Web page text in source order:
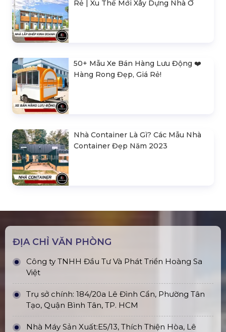
Rẻ | Xu Thế Mới Xây Dựng Nhà Ở
50+ Mẫu Xe Bán Hàng Lưu Động ❤️️
Hàng Rong Đẹp, Giá Rẻ!
Nhà Container Là Gì? Các Mẫu Nhà
Container Đẹp Năm 2023
ĐỊA CHỈ VĂN PHÒNG
Công ty TNHH Đầu Tư Và Phát Triển Hoàng Sa
Việt
Trụ sở chính: 184/20a Lê Đình Cẩn, Phường Tân
Tạo, Quận Bình Tân, TP. HCM
Nhà Máy Sản Xuất:E5/13, Thích Thiện Hòa, Lê